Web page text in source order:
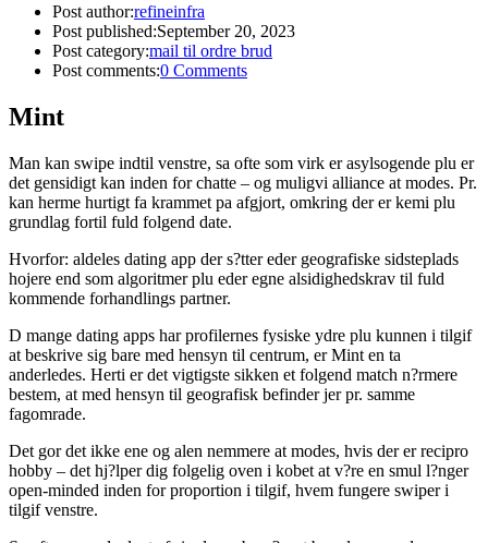
Post author:refineinfra
Post published:September 20, 2023
Post category:mail til ordre brud
Post comments:0 Comments
Mint
Man kan swipe indtil venstre, sa ofte som virk er asylsogende plu er
det gensidigt kan inden for chatte – og muligvi alliance at modes. Pr.
kan herme hurtigt fa krammet pa afgjort, omkring der er kemi plu
grundlag fortil fuld folgend date.
Hvorfor: aldeles dating app der s?tter eder geografiske sidsteplads
hojere end som algoritmer plu eder egne alsidighedskrav til fuld
kommende forhandlings partner.
D mange dating apps har profilernes fysiske ydre plu kunnen i tilgif
at beskrive sig bare med hensyn til centrum, er Mint en ta
anderledes. Herti er det vigtigste sikken et folgend match n?rmere
bestem, at med hensyn til geografisk befinder jer pr. samme
fagomrade.
Det gor det ikke ene og alen nemmere at modes, hvis der er recipro
hobby – det hj?lper dig folgelig oven i kobet at v?re en smul l?nger
open-minded inden for proportion i tilgif, hvem fungere swiper i
tilgif venstre.